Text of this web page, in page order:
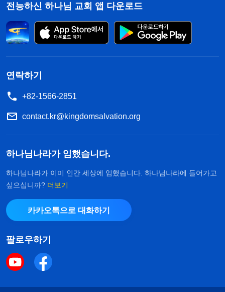
전능하신 하나님 교회 앱 다운로드
연락하기
+82-1566-2851
contact.kr@kingdomsalvation.org
하나님나라가 임했습니다.
하나님나라가 이미 인간 세상에 임했습니다. 하나님나라에 들어가고
싶으십니까? 더보기
카카오톡으로 대화하기
팔로우하기